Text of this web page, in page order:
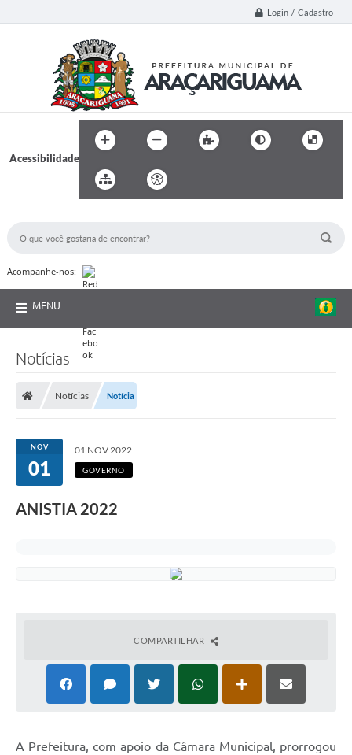
Login / Cadastro
Acessibilidade
Acompanhe-nos:
MENU
Notícias
Notícias Notícia
NOV
01
01 NOV 2022
GOVERNO
ANISTIA 2022
COMPARTILHAR
A Prefeitura, com apoio da Câmara Municipal, prorrogou